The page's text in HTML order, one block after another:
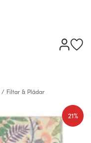
/ Filtar & Plädar
21%